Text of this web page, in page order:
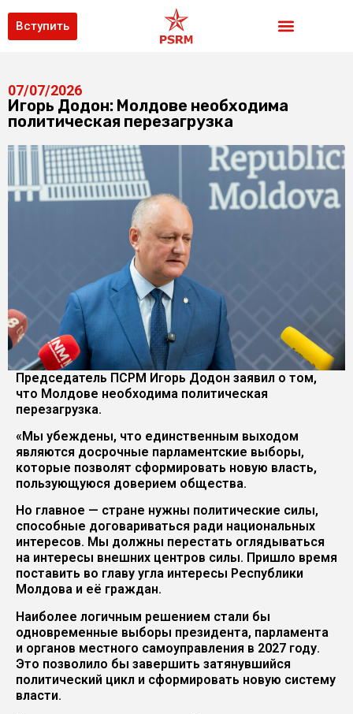
Вступить
07/07/2026
Игорь Додон: Молдове необходима
политическая перезагрузка
Председатель ПСРМ Игорь Додон заявил о том,
что Молдове необходима политическая
перезагрузка.
«Мы убеждены, что единственным выходом
являются досрочные парламентские выборы,
которые позволят сформировать новую власть,
пользующуюся доверием общества.
Но главное — стране нужны политические силы,
способные договариваться ради национальных
интересов. Мы должны перестать оглядываться
на интересы внешних центров силы. Пришло время
поставить во главу угла интересы Республики
Молдова и её граждан.
Наиболее логичным решением стали бы
одновременные выборы президента, парламента
и органов местного самоуправления в 2027 году.
Это позволило бы завершить затянувшийся
политический цикл и сформировать новую систему
власти.